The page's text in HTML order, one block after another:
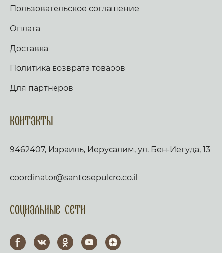
Пользовательское соглашение
Оплата
Доставка
Политика возврата товаров
Для партнеров
Контакты
9462407, Израиль, Иерусалим, ул. Бен-Иегуда, 13
coordinator@santosepulcro.co.il
Социальные сети